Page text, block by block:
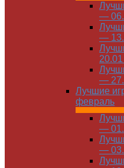
—
—
—
Лучшие
февраль
—
—